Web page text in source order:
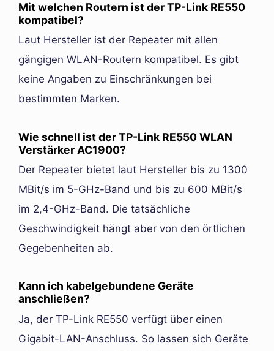
Mit welchen Routern ist der TP-Link RE550
kompatibel?
Laut Hersteller ist der Repeater mit allen
gängigen WLAN-Routern kompatibel. Es gibt
keine Angaben zu Einschränkungen bei
bestimmten Marken.
Wie schnell ist der TP-Link RE550 WLAN
Verstärker AC1900?
Der Repeater bietet laut Hersteller bis zu 1300
MBit/s im 5-GHz-Band und bis zu 600 MBit/s
im 2,4-GHz-Band. Die tatsächliche
Geschwindigkeit hängt aber von den örtlichen
Gegebenheiten ab.
Kann ich kabelgebundene Geräte
anschließen?
Ja, der TP-Link RE550 verfügt über einen
Gigabit-LAN-Anschluss. So lassen sich Geräte